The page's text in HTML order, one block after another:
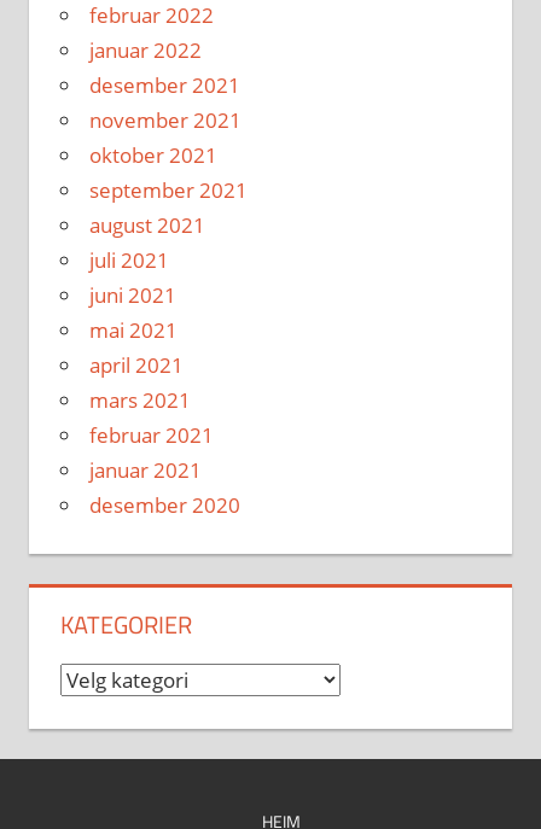
februar 2022
januar 2022
desember 2021
november 2021
oktober 2021
september 2021
august 2021
juli 2021
juni 2021
mai 2021
april 2021
mars 2021
februar 2021
januar 2021
desember 2020
KATEGORIER
Kategorier
HEIM